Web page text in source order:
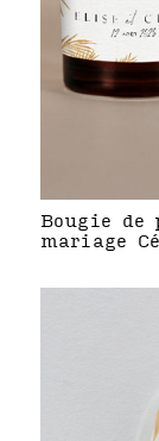
Bougie de
mariage